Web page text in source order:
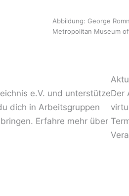
Abbildung: George
Metropolitan Museum
e.V. und unterstütze
dich in Arbeitsgruppen
Erfahre mehr über
Der